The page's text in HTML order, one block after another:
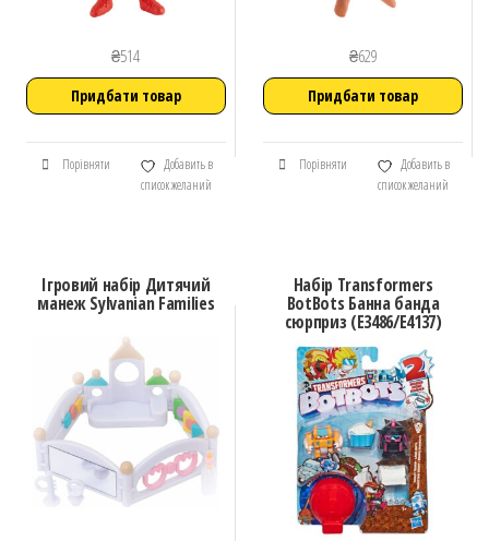
₴514
Придбати товар
Порівняти
Добавить в
список желаний
₴629
Придбати товар
Порівняти
Добавить в
список желаний
Ігровий набір Дитячий
манеж Sylvanian Families
Набір Transformers
BotBots Банна банда
сюрприз (E3486/E4137)